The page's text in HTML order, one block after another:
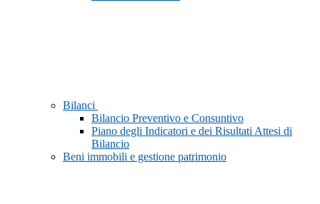
Bilanci
Bilancio Preventivo e Consuntivo
Piano degli Indicatori e dei Risultati Attesi di
Bilancio
Beni immobili e gestione patrimonio